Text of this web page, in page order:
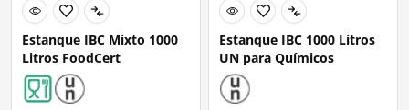
Estanque IBC Mixto 1000
Litros FoodCert
Estanque IBC 1000 Litros
UN para Químicos